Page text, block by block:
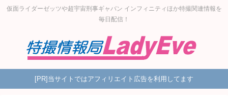
仮面ライダーゼッツや超宇宙刑事ギャバン インフィニティほか特撮関連情報を
毎日配信！
[PR]当サイトではアフィリエイト広告を利用してます